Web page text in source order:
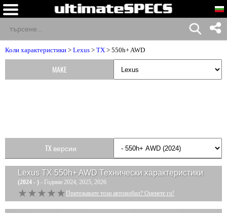
Коли характеристики > Lexus > TX > 550h+ AWD
Lexus TX 550h+ AWD Технически характеристики
(2024 - ) - Години 2024, 2025, 2026
★★★★★
★★★★★ Притежавате този автомобил? Оценете го!
MAKE
TX версии